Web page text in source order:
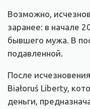
Возможно,
заранее: в начале
бывшего мужа. В
подавленной.
После
Białoruś Liberty,
деньги,